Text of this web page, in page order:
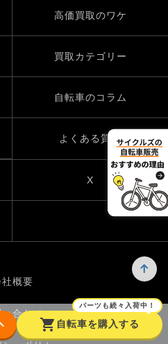
shopping_cart
パーツも続々入荷中！
自転車を購入する
高価買取のワケ
買取カテゴリー
自転車のコラム
よくある質問
X
社概要
い合わせ